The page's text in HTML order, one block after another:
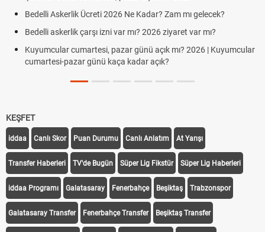
Bedelli Askerlik Ücreti 2026 Ne Kadar? Zam mı gelecek?
Bedelli askerlik çarşı izni var mı? 2026 ziyaret var mı?
Kuyumcular cumartesi, pazar günü açık mı? 2026 | Kuyumcular
cumartesi-pazar günü kaça kadar açık?
KEŞFET
iddaa Canlı Skor Puan Durumu Canlı Anlatım At Yarışı
Transfer Haberleri TV'de Bugün Süper Lig Fikstür Süper Lig Haberleri
iddaa Programı Galatasaray Fenerbahçe Beşiktaş Trabzonspor
Galatasaray Transfer Fenerbahçe Transfer Beşiktaş Transfer